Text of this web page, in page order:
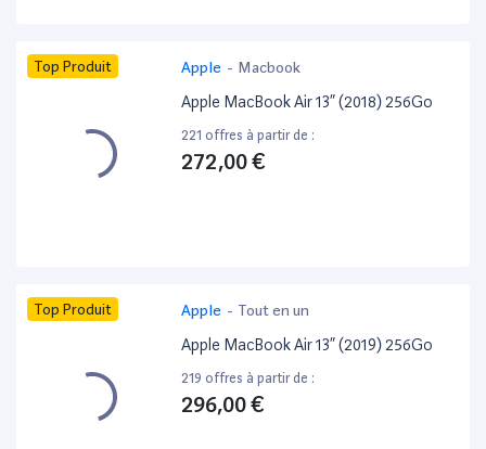
Top Produit Apple - Macbook
Apple MacBook Air 13” (2018) 256Go
221 offres à partir de :
272,00 €
Top Produit Apple - Tout en un
Apple MacBook Air 13” (2019) 256Go
219 offres à partir de :
296,00 €